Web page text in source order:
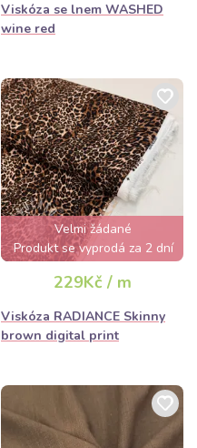
Viskóza se lnem WASHED
wine red
Velmi žádané
Produkt se vyprodá za 2 dní
229Kč / m
Viskóza RADIANCE Skinny
brown digital print